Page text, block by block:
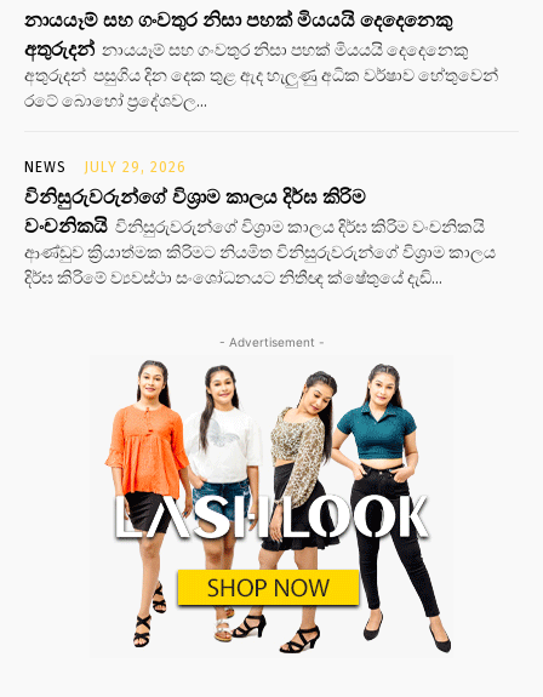
නායයෑම් සහ ගංවතුර නිසා පහක් මියයයි දෙදෙනෙකු
අතුරුදන් නායයෑම් සහ ගංවතුර නිසා පහක් මියයයි දෙදෙනෙකු
අතුරුදන් පසුගිය දින දෙක තුළ ඇද හැලුණු අධික වර්ෂාව හේතුවෙන්
රටේ බොහෝ ප්‍රදේශවල...
NEWS JULY 29, 2026
විනිසුරුවරුන්ගේ විශ්‍රාම කාලය දිර්ඝ කිරිම
වංචනිකයි විනිසුරුවරුන්ගේ විශ්‍රාම කාලය දිර්ඝ කිරිම වංචනිකයි
ආණ්ඩුව ක්‍රියාත්මක කිරිමට නියමිත විනිසුරුවරුන්ගේ විශ්‍රාම කාලය
දිර්ඝ කිරිමේ ව්‍යවස්ථා සංශෝධනයට නිතීඥ ක්ෂේතුයේ දැඩි...
- Advertisement -